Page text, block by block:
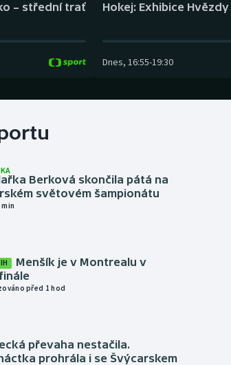
Gymnastika Plážový
– střední trať Hokej: Exhibice
Dnes, 16:55-19:30
Berková skončila pátá na
světovém šampionátu
Menšík je v Montrealu v
před 1 hod
převaha nestačila.
prohrála i se Švýcarskem